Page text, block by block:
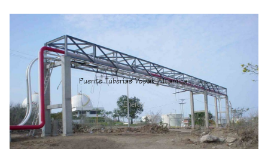
Puente Tuberías Vopak Altamira.
Energy